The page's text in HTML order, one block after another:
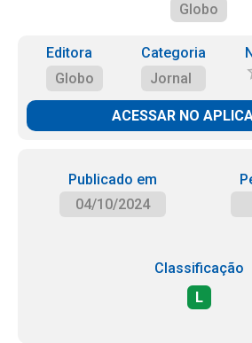
Globo
Editora
Globo
Categoria
Jornal
ACESSAR NO
Publicado em
04/10/2024
Classificação
L